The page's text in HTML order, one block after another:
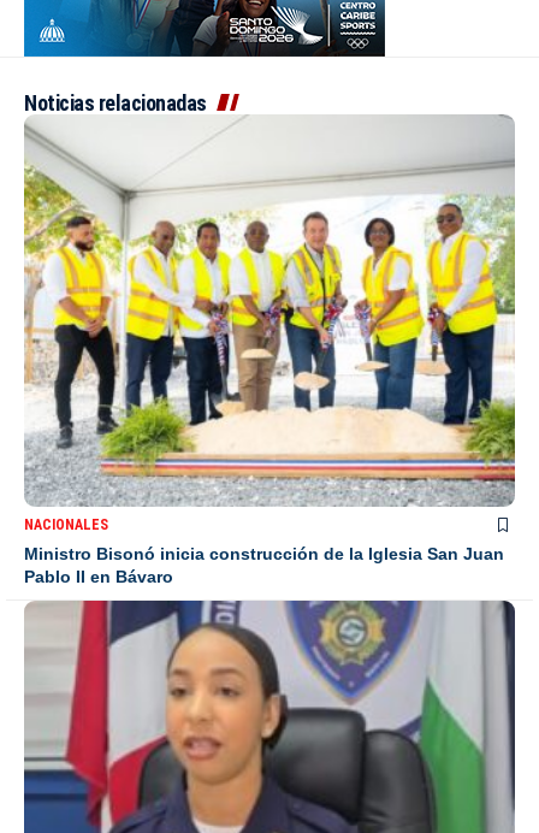
Noticias relacionadas
NACIONALES
Ministro Bisonó inicia construcción de la Iglesia San Juan
Pablo II en Bávaro